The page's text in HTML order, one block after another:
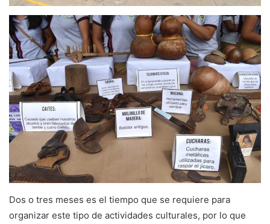
Dos o tres meses es el tiempo que se requiere para
organizar este tipo de actividades culturales, por lo que